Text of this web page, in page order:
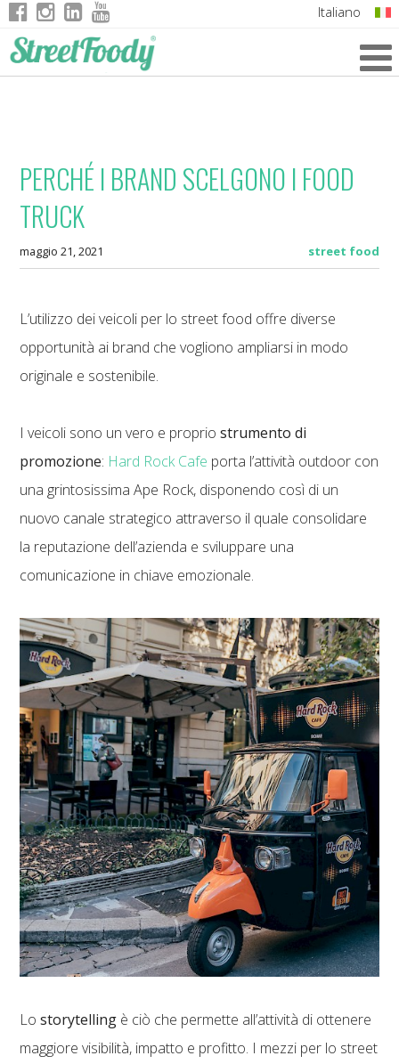
Italiano
PERCHÉ I BRAND SCELGONO I FOOD
TRUCK
maggio 21, 2021 street food
L’utilizzo dei veicoli per lo street food offre diverse
opportunità ai brand che vogliono ampliarsi in modo
originale e sostenibile.
I veicoli sono un vero e propriostrumento di
promozione: Hard Rock Cafe porta l’attività outdoor con
una grintosissima Ape Rock, disponendo così di un
nuovo canale strategico attraverso il quale consolidare
la reputazione dell’azienda e sviluppare una
comunicazione in chiave emozionale.
Lostorytelling è ciò che permette all’attività di ottenere
maggiore visibilità, impatto e profitto. I mezzi per lo street